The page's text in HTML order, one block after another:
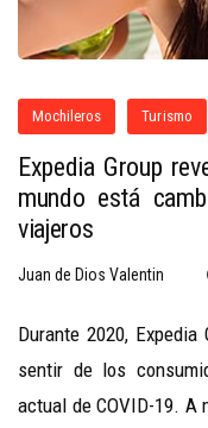
Mochileros Turismo
Expedia Group
mundo está
viajeros
Juan de Dios Valentin
Durante 2020,
sentir de los
actual de COVID-19. A